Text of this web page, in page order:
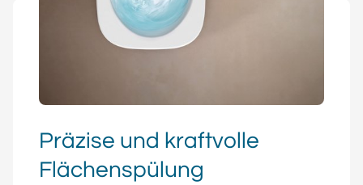
Präzise und kraftvolle
Flächenspülung